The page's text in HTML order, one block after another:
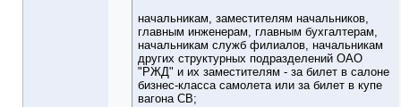
начальникам, заместителям начальников,
главным инженерам, главным бухгалтерам,
начальникам служб филиалов, начальникам
других структурных подразделений ОАО
"РЖД" и их заместителям - за билет в салоне
бизнес-класса самолета или за билет в купе
вагона СВ;